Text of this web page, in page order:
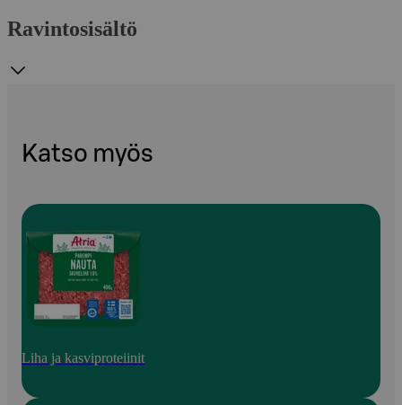
Ravintosisältö
Katso myös
Liha ja kasviproteiinit